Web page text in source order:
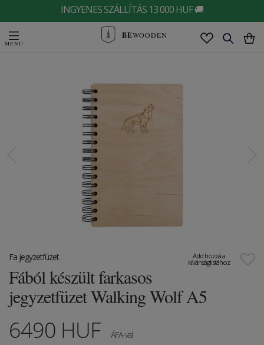
INGYENES SZÁLLÍTÁS 13 000 HUF 🚚
BEWOODEN
Add hozzá a
kívánságlistához
Fa jegyzetfüzet
Fából készült farkasos
jegyzetfüzet Walking Wolf A5
6490 HUF ÁFA-val